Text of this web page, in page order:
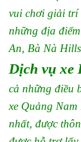
vui chơi giải trí
những địa
An, Bà Nà
Dịch vụ xe
cả những điều
xe Quảng
nhất, được